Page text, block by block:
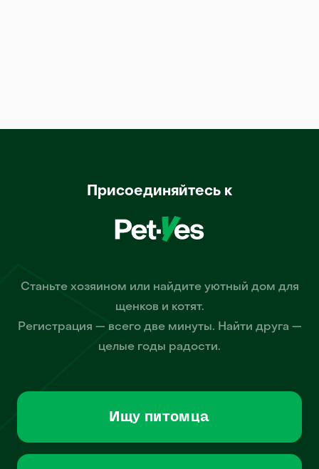
Присоединяйтесь к
Станьте хозяином или найдите уютный дом для
щенков и котят.
Регистрация — всего две минуты. Найти друга —
целые годы радости.
Ищу питомца